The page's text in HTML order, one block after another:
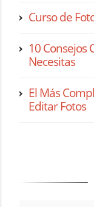
Curso de
10 Consejos
Necesitas
El Más
Editar Fotos